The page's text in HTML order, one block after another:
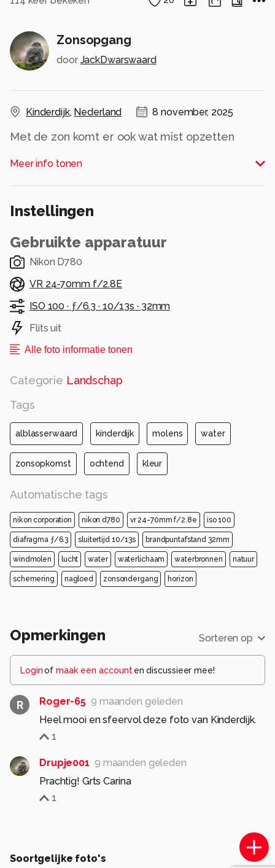
Zonsopgang
door JackDwarswaard
Kinderdijk, Nederland 8 november, 2025
Met de zon komt er ook wat mist opzetten
Alle rechten voorbehouden
Meer info tonen
Instellingen
Gebruikte apparatuur
Nikon D780
VR 24-70mm f/2.8E
ISO 100 · ƒ/6.3 · 10/13s · 32mm
Flits uit
Alle foto informatie tonen
Categorie Landschap
Tags
alblasserwaard kinderdijk molens water
zonsopkomst ochtend kleur
Automatische tags
nikon corporation nikon d780 vr 24-70mm f/2.8e iso 100
diafragma ƒ/6.3 sluitertijd 10/13s brandpuntafstand 32mm
windmolen lucht water waterlichaam waterbronnen natuur
schemering nagloed zonsondergang horizon
Opmerkingen Sorteren op
Loginof maak een account en discussieer mee!
R Roger-65 9 maanden geleden
Heel mooi en sfeervol deze foto van Kinderdijk.
1
Drupje001 9 maanden geleden
Prachtig! Grts Carina
1
Soortgelijke foto's